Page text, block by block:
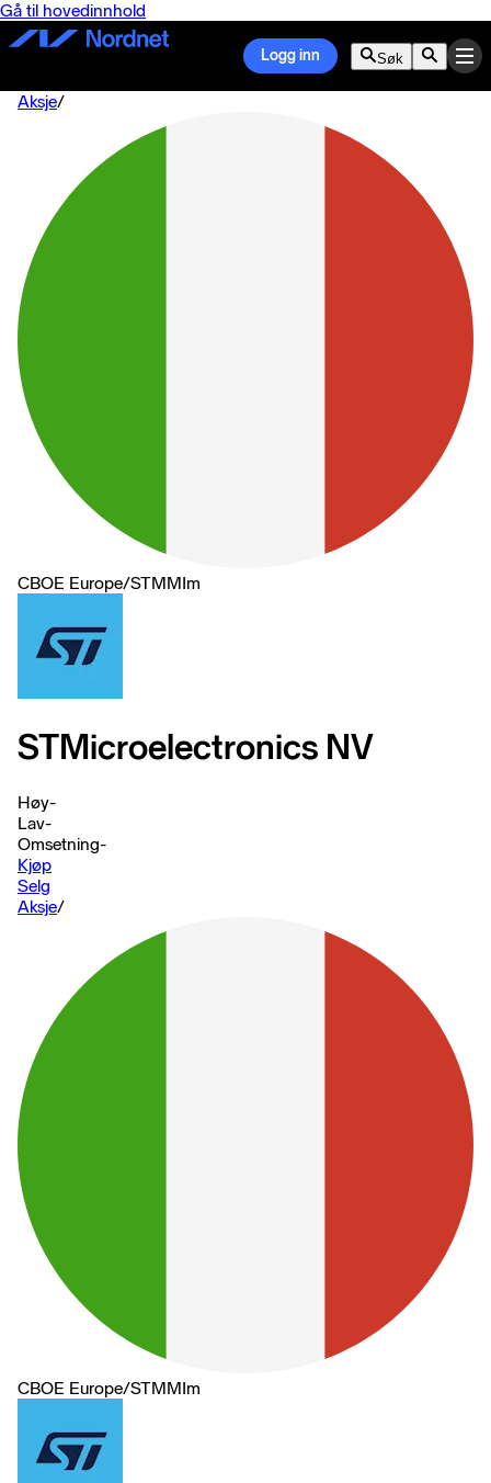
Gå til hovedinnhold
Logg inn Søk
Aksje/
CBOE Europe/STMMIm
STMicroelectronics NV
Høy-
Lav-
Omsetning-
Kjøp
Selg
Aksje/
CBOE Europe/STMMIm